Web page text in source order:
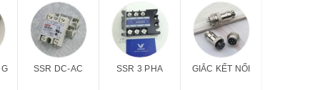
SSR DC-AC SSR 3 PHA GIẮC KẾT NỐI